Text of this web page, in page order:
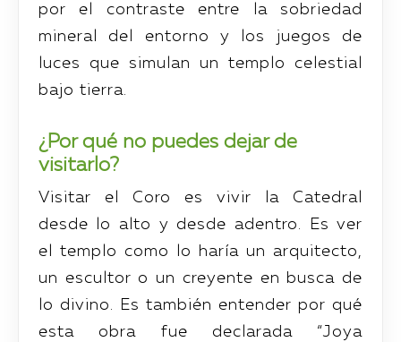
por el contraste entre la sobriedad
mineral del entorno y los juegos de
luces que simulan un templo celestial
bajo tierra.
¿Por qué no puedes dejar de
visitarlo?
Visitar el Coro es vivir la Catedral
desde lo alto y desde adentro. Es ver
el templo como lo haría un arquitecto,
un escultor o un creyente en busca de
lo divino. Es también entender por qué
esta obra fue declarada “Joya